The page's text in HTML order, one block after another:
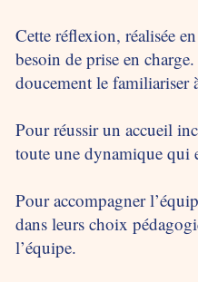
Cette réflexion, réalisée
besoin de prise en
doucement le familiariser
Pour réussir un accueil
toute une dynamique qui
Pour accompagner
dans leurs choix
l’équipe.